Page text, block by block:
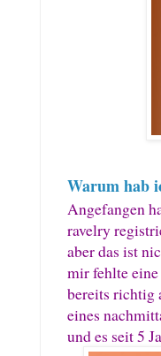
Warum hab
Angefangen
ravelry
aber das ist
mir fehlte
bereits richtig
eines
und es seit 5